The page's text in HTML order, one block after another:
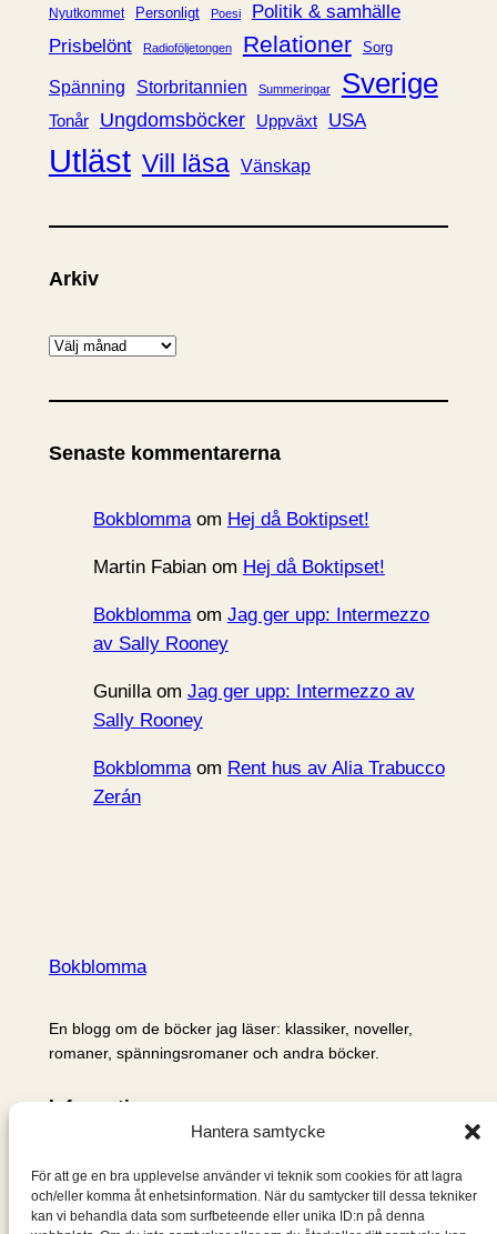
Hantera samtycke
För att ge en bra upplevelse använder vi teknik som cookies för att lagra
och/eller komma åt enhetsinformation. När du samtycker till dessa tekniker
kan vi behandla data som surfbeteende eller unika ID:n på denna
Nyutkommet Personligt Poesi
Politik & samhälle
Prisbelönt
Radioföljetongen Relationer Sorg
Spänning Storbritannien Summeringar Sverige
Tonår Ungdomsböcker Uppväxt USA
Utläst Vill läsa Vänskap
Arkiv
A
k
v
Senaste kommentarerna
Bokblommaom Hej då Boktipset!
Martin Fabianom Hej då Boktipset!
Bokblommaom Jag ger upp: Intermezzo
av Sally Rooney
Gunillaom Jag ger upp: Intermezzo av
Sally Rooney
Bokblommaom Rent hus av Alia Trabucco
Zerán
Bokblomma
En blogg om de böcker jag läser: klassiker, noveller,
romaner, spänningsromaner och andra böcker.
Information
Om mig & om bloggen
S
ö